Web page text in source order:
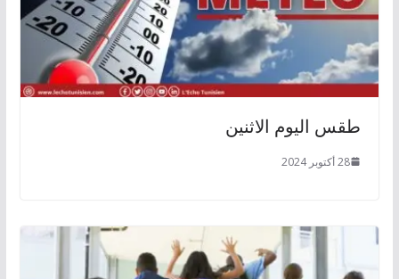
طقس اليوم الاثنين
28 أكتوبر 2024